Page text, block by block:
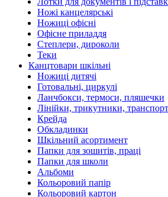
Ножі канцелярські
Ножиці офісні
Офісне приладдя
Степлери, дироколи
Теки
Канцтовари шкільні
Ножиці дитячі
Готовальні, циркулі
Ланчбокси, термоси, пляшечки
Лінійки, трикутники,
Крейда
Обкладинки
Шкільний асортимент
Папки для зошитів, праці
Папки для школи
Альбоми
Кольоровий папір
Кольоровий картон